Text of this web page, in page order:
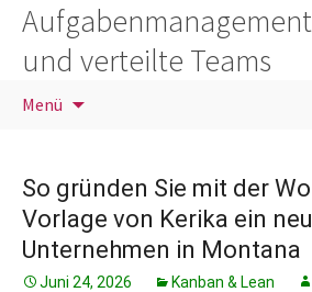
und verteilte Teams
Menü
So gründen Sie mit der
Vorlage von Kerika ein
Unternehmen in Montana
Juni 24, 2026 Kanban & Lean